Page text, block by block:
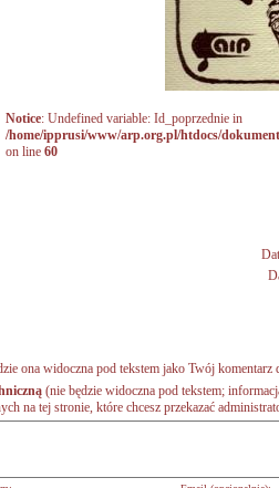
Notice: Undefined variable: Id_poprzednie in
/home/ipprusi/www/arp.org.pl/htdocs/
on line 60
ona widoczna pod tekstem jako Twój komentarz
(nie będzie widoczna pod tekstem;
na tej stronie, które chcesz przekazać